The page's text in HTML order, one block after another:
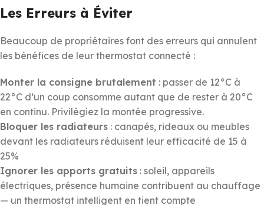
Les Erreurs à Éviter
Beaucoup de propriétaires font des erreurs qui annulent
les bénéfices de leur thermostat connecté :
Monter la consigne brutalement : passer de 12°C à
22°C d’un coup consomme autant que de rester à 20°C
en continu. Privilégiez la montée progressive.
Bloquer les radiateurs : canapés, rideaux ou meubles
devant les radiateurs réduisent leur efficacité de 15 à
25%
Ignorer les apports gratuits : soleil, appareils
électriques, présence humaine contribuent au chauffage
— un thermostat intelligent en tient compte